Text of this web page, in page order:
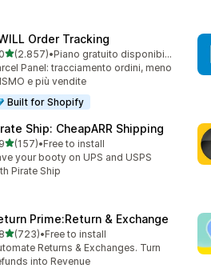
Order Tracking
stelle su 5
(2.857)
recensioni totali
•
Piano gratuito disponibile
Panel: tracciamento ordini, meno
e più vendite
Built for Shopify
Ship: CheapARR Shipping
stelle su 5
(157)
recensioni totali
•Free to install
your booty on UPS and USPS
Pirate Ship
Prime:Return & Exchange
stelle su 5
(723)
recensioni totali
•Free to install
Returns & Exchanges. Turn
into Revenue